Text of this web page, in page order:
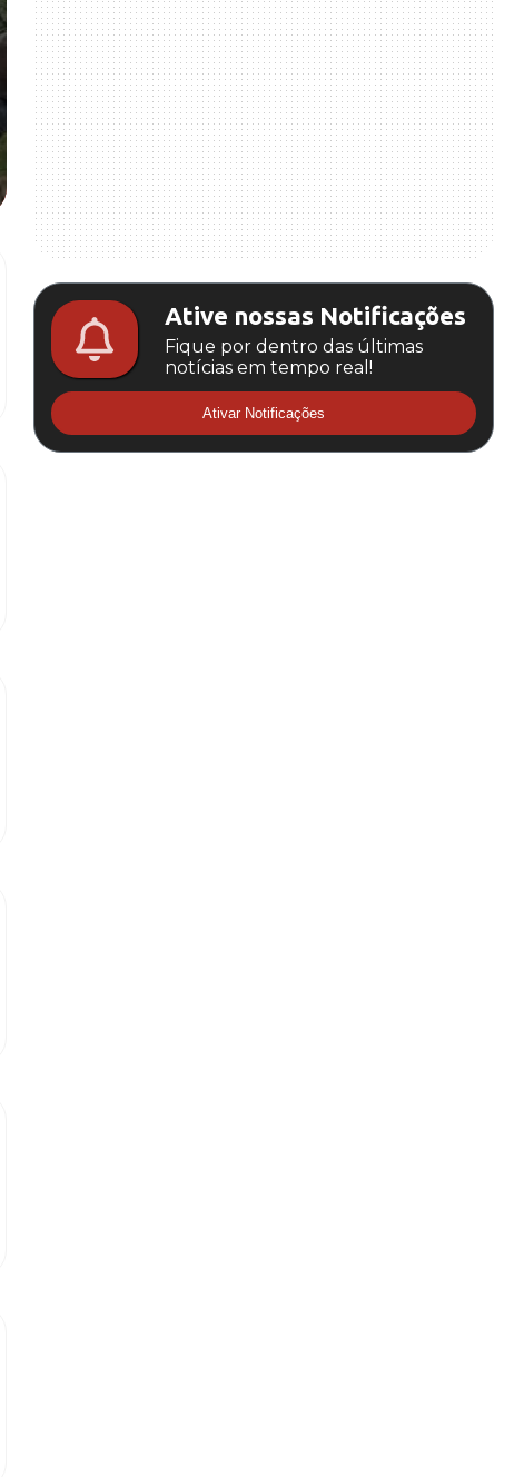
Ative nossas Notificações
Fique por dentro das últimas
notícias em tempo real!
Ativar Notificações